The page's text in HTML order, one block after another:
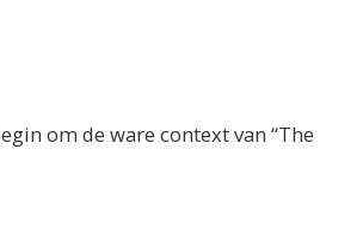
om de ware context van “The